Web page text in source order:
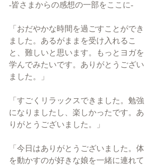
-皆さまからの感想の一部をここに-
「おだやかな時間を過ごすことができ
ました。あるがままを受け入れるこ
と、難しいと思います。もっとヨガを
学んでみたいです。ありがとうござい
ました。」
「すごくリラックスできました。勉強
になりましたし、楽しかったです。あ
りがとうございました。」
「今日はありがとうございました。体
を動かすのが好きな娘を一緒に連れて